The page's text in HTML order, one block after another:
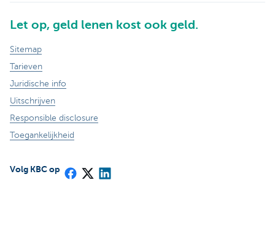
Let op, geld lenen kost ook geld.
Sitemap
Tarieven
Juridische info
Uitschrijven
Responsible disclosure
Toegankelijkheid
Volg KBC op